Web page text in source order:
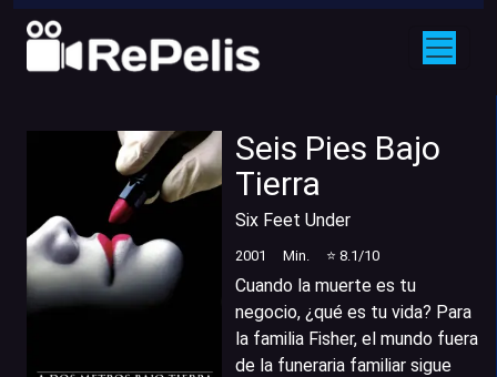
Seis Pies Bajo
Tierra
Six Feet Under
2001 Min. ⭐ 8.1/10
Cuando la muerte es tu
negocio, ¿qué es tu vida? Para
la familia Fisher, el mundo fuera
de la funeraria familiar sigue